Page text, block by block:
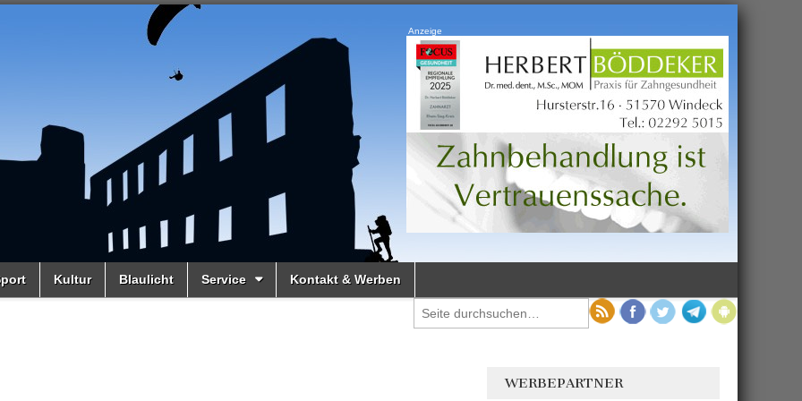
Anzeige
Kultur Blaulicht Service Kontakt & Werben
WERBEPARTNER